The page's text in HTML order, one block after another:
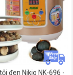
đen Nikio NK-696 -